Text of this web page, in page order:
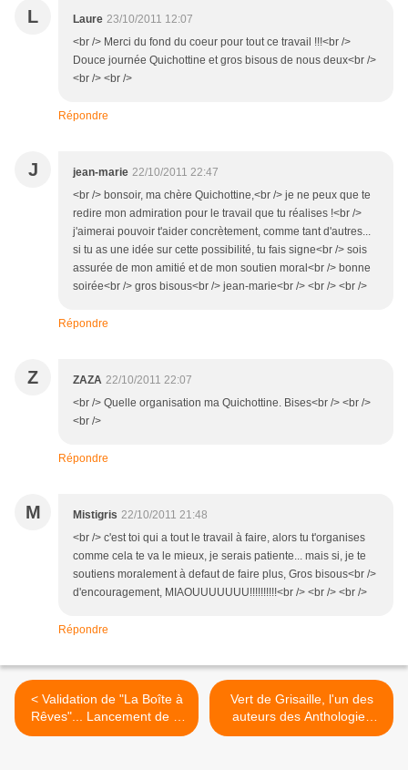
L Laure 23/10/2011 12:07
<br /> Merci du fond du coeur pour tout ce travail !!!<br />
Douce journée Quichottine et gros bisous de nous deux<br />
<br /> <br />
Répondre
J jean-marie 22/10/2011 22:47
<br /> bonsoir, ma chère Quichottine,<br /> je ne peux que te
redire mon admiration pour le travail que tu réalises !<br />
j'aimerai pouvoir t'aider concrètement, comme tant d'autres...
si tu as une idée sur cette possibilité, tu fais signe<br /> sois
assurée de mon amitié et de mon soutien moral<br /> bonne
soirée<br /> gros bisous<br /> jean-marie<br /> <br /> <br />
Répondre
Z ZAZA 22/10/2011 22:07
<br /> Quelle organisation ma Quichottine. Bises<br /> <br />
<br />
Répondre
M Mistigris 22/10/2011 21:48
<br /> c'est toi qui a tout le travail à faire, alors tu t'organises
comme cela te va le mieux, je serais patiente... mais si, je te
soutiens moralement à defaut de faire plus, Gros bisous<br />
d'encouragement, MIAOUUUUUUU!!!!!!!!!!<br /> <br /> <br />
Répondre
< Validation de "La Boîte à
Rêves"... Lancement de la
souscription
Vert de Grisaille, l'un des
auteurs des Anthologies
éphémères >